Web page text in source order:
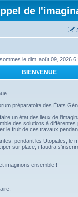
de
le dim. août 09, 2026
BIENVENUE
préparatoire des États
un état des lieux de
des solutions à différentes
le fruit de ces travaux
pendant les Utopiales, le
sur place, il faudra
imaginons ensemble !